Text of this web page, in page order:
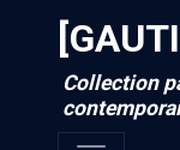
Collection